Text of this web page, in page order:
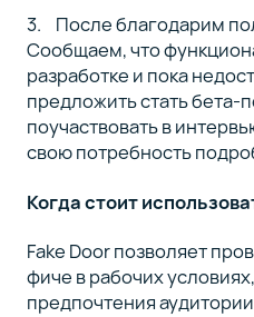
После благодарим
Сообщаем, что
разработке и пока
предложить стать бета-
поучаствовать в
свою потребность
Когда стоит
Fake Door позволяет
фиче в рабочих
предпочтения